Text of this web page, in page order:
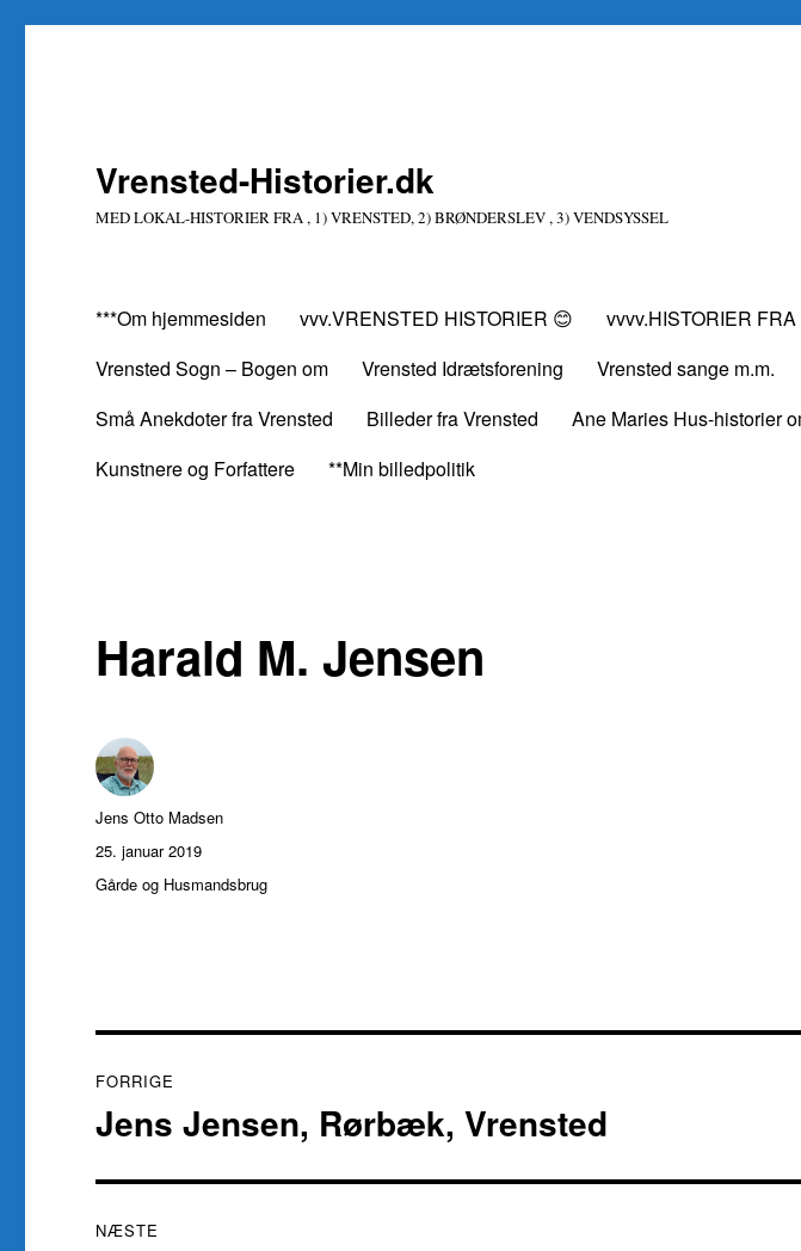
Vrensted-Historier.dk
MED LOKAL-HISTORIER FRA , 1) VRENSTED, 2) BRØNDERSLEV , 3) VENDSYSSEL
***Om hjemmesiden vvv.VRENSTED HISTORIER 😊 vvvv.HISTORIER
Vrensted Sogn – Bogen om
Vrensted Idrætsforening Vrensted sange m.m.
Små Anekdoter fra Vrensted
Billeder fra Vrensted Ane Maries Hus-historier
Kunstnere og Forfattere
**Min billedpolitik
Harald M. Jensen
Forfatter
Jens Otto Madsen
Udgivet
25. januar 2019
Kategorier
Gårde og Husmandsbrug
FORRIGE
Forrige
Jens Jensen, Rørbæk, Vrensted
NÆSTE